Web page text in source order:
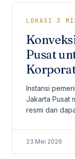
LOKASI · 3
Pusat
Instansi
Jakarta Pusat
resmi dan
23 Mei 2026